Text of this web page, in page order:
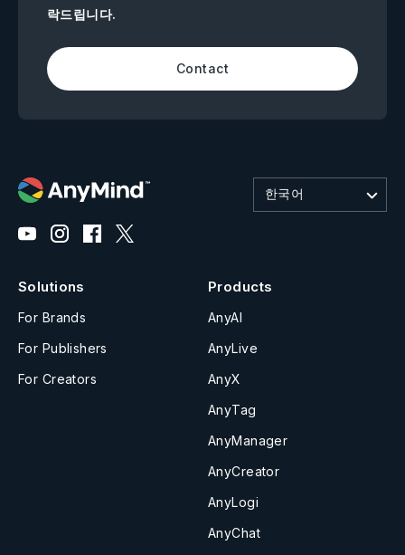
락드립니다.
Contact
한국어
Solutions
For Brands
For Publishers
For Creators
Products
AnyAI
AnyLive
AnyX
AnyTag
AnyManager
AnyCreator
AnyLogi
AnyChat